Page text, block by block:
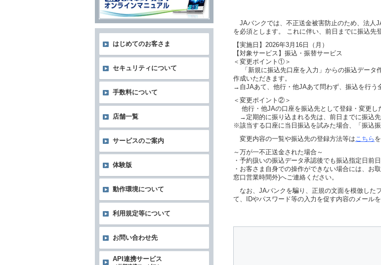
JAバンクでは、不正送金被害防止のため、法人
を必須とします。 これに伴い、前日までに振込先
【実施日】2026年3月16日（月）
【対象サービス】振込・振替サービス
＜変更ポイント①＞
「新規に振込先口座を入力」からの振込データ
作成いただきます。
→自JAあて、他行・他JAあて問わず、振込を行う
＜変更ポイント②＞
他行・他JAの口座を振込先として登録・変更し
→定期的に振り込まれる先は、前日までに振込先
※該当する口座に当日振込を試みた場合、「振込
変更内容の一覧や振込先の登録方法等はこちら
～万が一不正送金された場合～
・予約扱いの振込データ承認後でも振込指定日前
・お客さま自身での操作ができない場合には、お
窓口営業時間外)へご連絡ください。
なお、JAバンクを騙り、正規の文面を模倣した
て、IDやパスワード等の入力を促す内容のメール
はじめてのお客さま
セキュリティについて
手数料について
店舗一覧
サービスのご案内
体験版
動作環境について
利用規定等について
お問い合わせ先
API連携サービス